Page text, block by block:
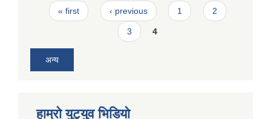
Pages
« first ‹ previous 1 2
3 4
अन्य
हाम्राे युटृयुव भिडियाे